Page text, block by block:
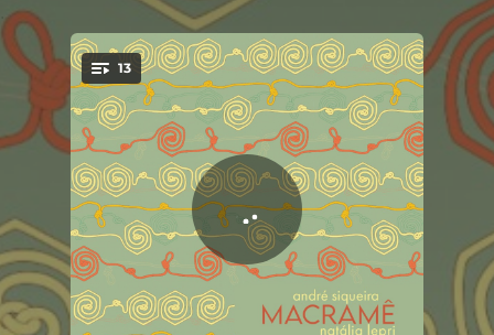
You're all set!
13